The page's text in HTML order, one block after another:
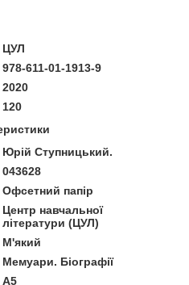
ЦУЛ
978-611-01-1913-9
2020
120
Юрій Ступницький.
043628
Офсетний папір
Центр навчальної
літератури (ЦУЛ)
М'який
Мемуари. Біографії
А5